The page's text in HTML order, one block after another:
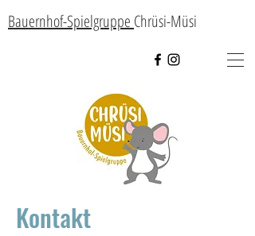
Bauernhof-Spielgruppe Chrüsi-Müsi
Kontakt